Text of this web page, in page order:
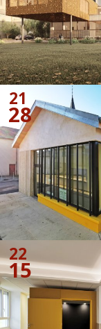
21
28
22
15